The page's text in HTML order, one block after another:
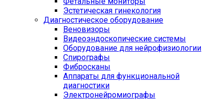
Эстетическая гинекология
Диагностическое оборудование
Веновизоры
Видеоэндоскопические системы
Оборудование для нейрофизиологии
Спирографы
Фибросканы
Аппараты для функциональной
диагностики
Электронейромиографы